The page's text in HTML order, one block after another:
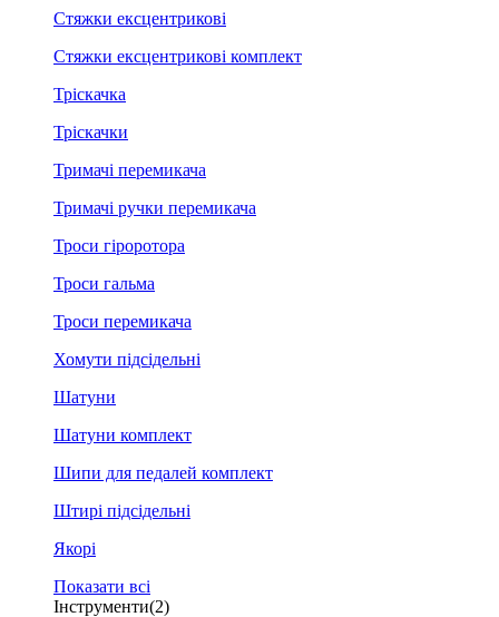
Стяжки ексцентрикові
Стяжки ексцентрикові комплект
Тріскачка
Тріскачки
Тримачі перемикача
Тримачі ручки перемикача
Троси гіроротора
Троси гальма
Троси перемикача
Хомути підсідельні
Шатуни
Шатуни комплект
Шипи для педалей комплект
Штирі підсідельні
Якорі
Показати всі
Інструменти(2)